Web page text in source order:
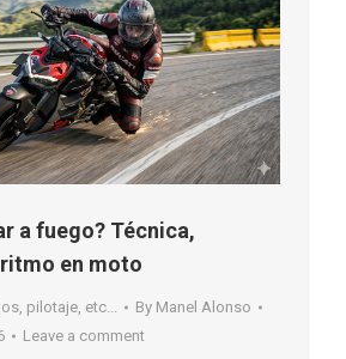
a fuego? Técnica,
en moto
pilotaje, etc... By Manel Alonso
Leave a comment